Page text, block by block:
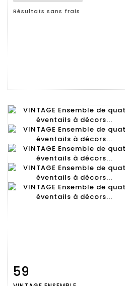
Résultats sans frais
59